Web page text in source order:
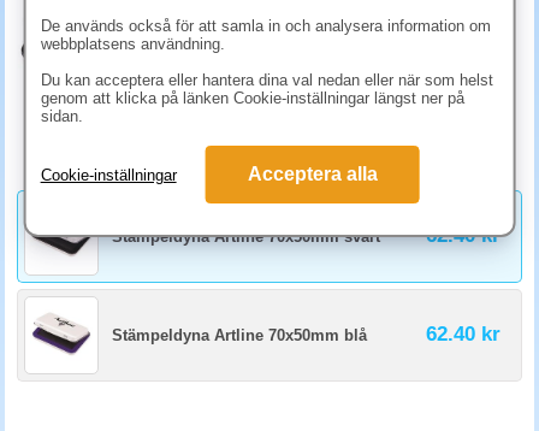
Vanliga frågor och svar om stämpeltillbehör
Vilka stämpeltillbehör behövs för dagligt bruk?
En reservkassett eller stämpelfärg i samma kulör som originalet, samt
en stämpeldyna för traditionella gummistämplar. Välj svart eller blå kulör
för bokföring (rödstämpel reserveras ofta för betalninganteckning eller
liknande markering).
Oöppnad färgflaska håller 2-3 år, öppnad cirka 6-12 månader innan
medlet börjat torka. Förvara mörkt och svalt. UV-ljus åldrar färgpigment.
62.40 kr (inkl. moms)
Stämpeldyna Artline 70x50mm svart 62.40 kr
Stämpeldyna Artline 70x50mm blå 62.40 kr
De används också för att samla in och analysera information om
webbplatsens användning.
Du kan acceptera eller hantera dina val nedan eller när som helst
genom att klicka på länken Cookie-inställningar längst ner på
sidan.
Cookie-inställningar Acceptera alla